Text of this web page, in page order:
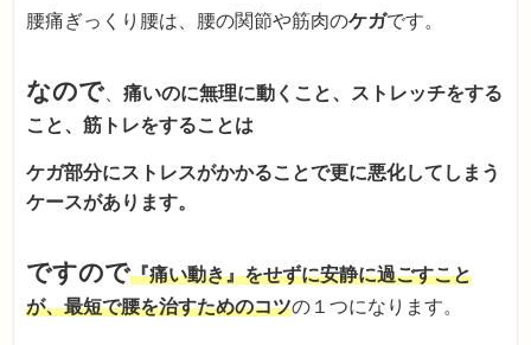
腰痛ぎっくり腰は、腰の関節や筋肉のケガです。
なので、痛いのに無理に動くこと、ストレッチをする
こと、筋トレをすることは
ケガ部分にストレスがかかることで更に悪化してしまう
ケースがあります。
ですので『痛い動き』をせずに安静に過ごすこと
が、最短で腰を治すためのコツの１つになります。